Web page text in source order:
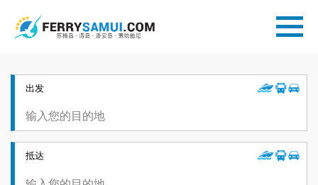
出发
抵达